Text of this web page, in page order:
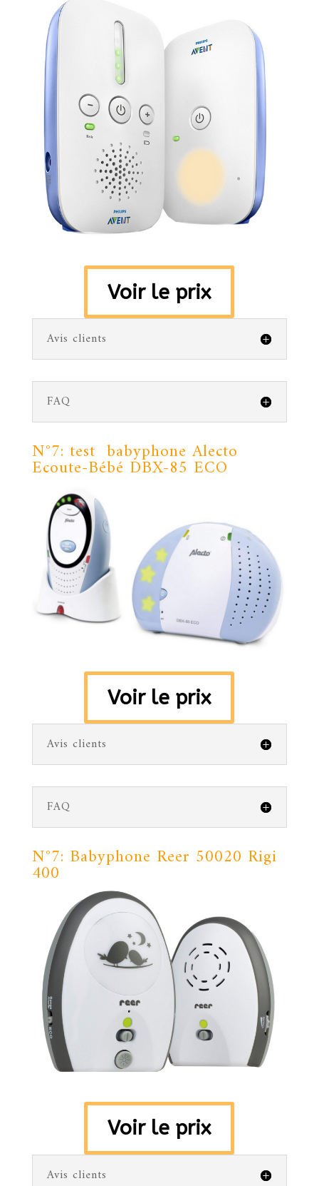
Voir le prix
Avis clients
FAQ
N°7: test babyphone Alecto
Ecoute-Bébé DBX-85 ECO
Voir le prix
Avis clients
FAQ
N°7: Babyphone Reer 50020 Rigi
400
Voir le prix
Avis clients